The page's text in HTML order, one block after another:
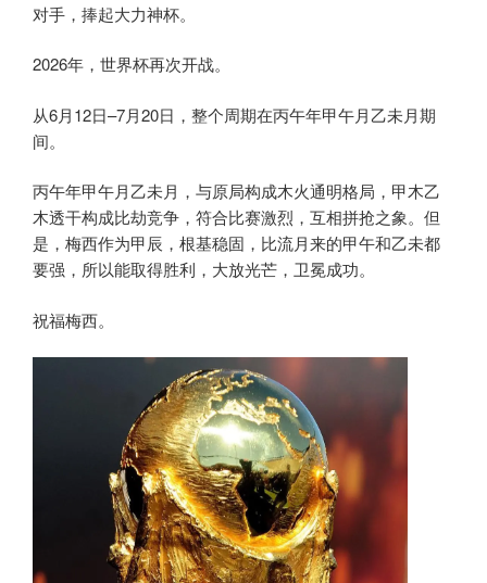
对手，捧起大力神杯。
2026年，世界杯再次开战。
从6月12日–7月20日，整个周期在丙午年甲午月乙未月期
间。
丙午年甲午月乙未月，与原局构成木火通明格局，甲木乙
木透干构成比劫竞争，符合比赛激烈，互相拼抢之象。但
是，梅西作为甲辰，根基稳固，比流月来的甲午和乙未都
要强，所以能取得胜利，大放光芒，卫冕成功。
祝福梅西。